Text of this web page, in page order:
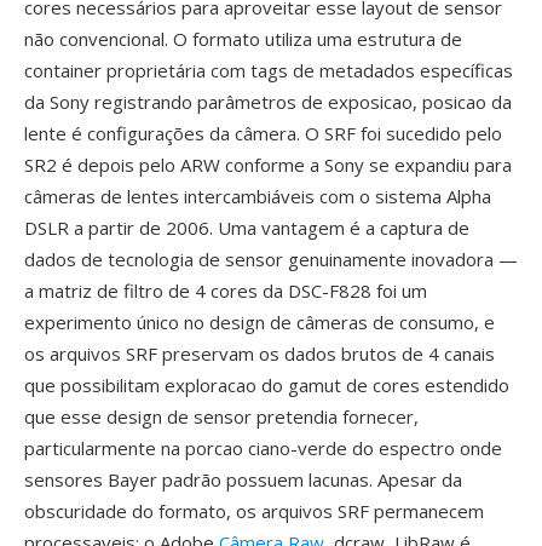
cores necessários para aproveitar esse layout de sensor
não convencional. O formato utiliza uma estrutura de
container proprietária com tags de metadados específicas
da Sony registrando parâmetros de exposicao, posicao da
lente é configurações da câmera. O SRF foi sucedido pelo
SR2 é depois pelo ARW conforme a Sony se expandiu para
câmeras de lentes intercambiáveis com o sistema Alpha
DSLR a partir de 2006. Uma vantagem é a captura de
dados de tecnologia de sensor genuinamente inovadora —
a matriz de filtro de 4 cores da DSC-F828 foi um
experimento único no design de câmeras de consumo, e
os arquivos SRF preservam os dados brutos de 4 canais
que possibilitam exploracao do gamut de cores estendido
que esse design de sensor pretendia fornecer,
particularmente na porcao ciano-verde do espectro onde
sensores Bayer padrão possuem lacunas. Apesar da
obscuridade do formato, os arquivos SRF permanecem